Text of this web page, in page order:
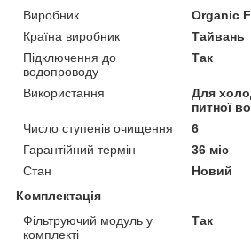
Виробник
Organic
Країна виробник
Тайвань
Підключення до
водопроводу
Так
Використання
Для
питної
Число ступенів очищення
6
Гарантійний термін
36 міс
Стан
Новий
Комплектація
Фільтруючий модуль у
комплекті
Так